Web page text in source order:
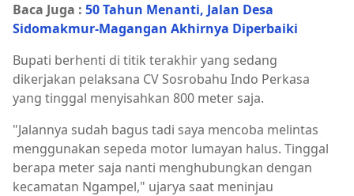
Baca Juga : 50 Tahun Menanti, Jalan Desa
Sidomakmur-Magangan Akhirnya Diperbaiki
Bupati berhenti di titik terakhir yang sedang
dikerjakan pelaksana CV Sosrobahu Indo Perkasa
yang tinggal menyisahkan 800 meter saja.
"Jalannya sudah bagus tadi saya mencoba melintas
menggunakan sepeda motor lumayan halus. Tinggal
berapa meter saja nanti menghubungkan dengan
kecamatan Ngampel," ujarya saat meninjau